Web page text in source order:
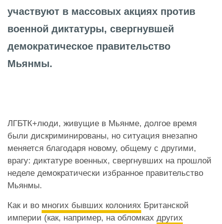
участвуют в массовых акциях против
военной диктатуры, свергнувшей
демократическое правительство
Мьянмы.
ЛГБТК+люди, живущие в Мьянме, долгое время
были дискриминированы, но ситуация внезапно
меняется благодаря новому, общему с другими,
врагу: диктатуре военных, свергнувших на прошлой
неделе демократически избранное правительство
Мьянмы.
Как и во многих бывших колониях Британской
империи (как, например, на обломках других